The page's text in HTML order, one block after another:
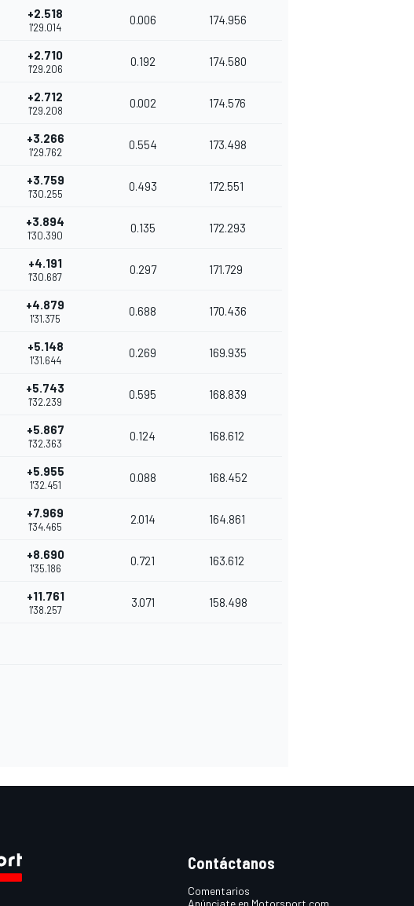
+2.518
1'29.014
0.006 174.956
+2.710
1'29.206
0.192 174.580
+2.712
1'29.208
0.002 174.576
+3.266
1'29.762
0.554 173.498
+3.759
1'30.255
0.493 172.551
+3.894
1'30.390
0.135 172.293
+4.191
1'30.687
0.297 171.729
+4.879
1'31.375
0.688 170.436
+5.148
1'31.644
0.269 169.935
+5.743
1'32.239
0.595 168.839
+5.867
1'32.363
0.124 168.612
+5.955
1'32.451
0.088 168.452
+7.969
1'34.465
2.014 164.861
+8.690
1'35.186
0.721 163.612
+11.761
1'38.257
3.071 158.498
Contáctanos
Comentarios
Anúnciate en Motorsport.com